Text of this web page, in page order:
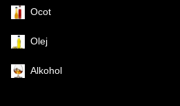
Ocot
Olej
Alkohol